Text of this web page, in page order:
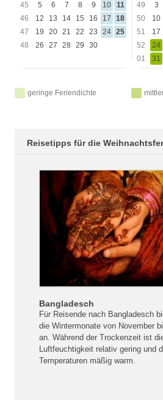
45
5 6 7 8 9 10
11
46
12 13 14 15 16 17
18
47
19 20 21 22 23 24 25
48
26 27 28 29 30
49
3
50
10
51
17
52
24
01
31
geringe Feriendichte
Reisetipps für die
Bangladesch
Für Reisende nach Bangladesch
die Wintermonate von November
an. Während der Trockenzeit ist
Luftfeuchtigkeit relativ gering und
Temperaturen mäßig warm.